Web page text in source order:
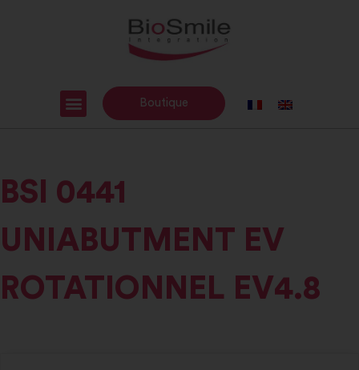
Boutique
BSI 0441
UNIABUTMENT EV
ROTATIONNEL EV4.8